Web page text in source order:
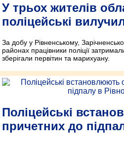
У трьох жителів
поліцейські
За добу у Рівненському,
районах працівники поліції
зберігали первітин та марихуану.
Поліцейські
причетних до